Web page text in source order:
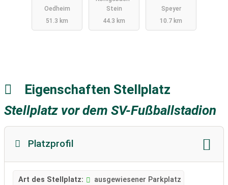
Oedheim
51.3 km
Stein
44.3 km
Speyer
10.7 km
Eigenschaften Stellplatz
Stellplatz vor dem SV-Fußballstadion
Platzprofil
Art des Stellplatz: ausgewiesener Parkplatz